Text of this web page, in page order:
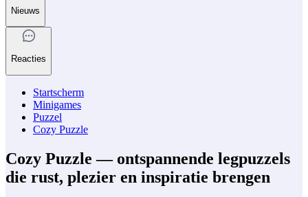
Nieuws
Reacties
Startscherm
Minigames
Puzzel
Cozy Puzzle
Cozy Puzzle — ontspannende legpuzzels
die rust, plezier en inspiratie brengen